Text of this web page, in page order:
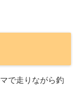
で走りながら釣